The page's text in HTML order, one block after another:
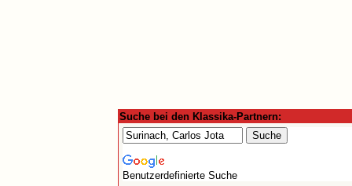
Suche bei den Klassika-Partnern:
Benutzerdefinierte Suche